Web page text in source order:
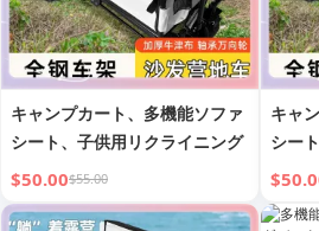
キャンプカート、多機能ソファ
シート、子供用リクライニング
$50.00$55.00
キャ
シー